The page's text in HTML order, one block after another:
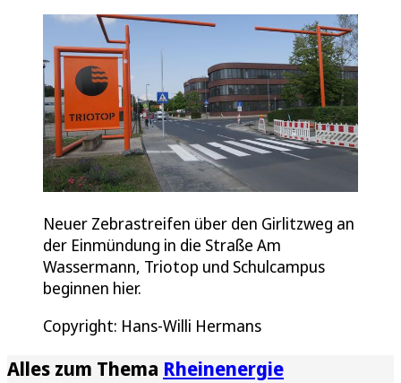
Neuer Zebrastreifen über den Girlitzweg an
der Einmündung in die Straße Am
Wassermann, Triotop und Schulcampus
beginnen hier.
Copyright: Hans-Willi Hermans
Alles zum Thema Rheinenergie